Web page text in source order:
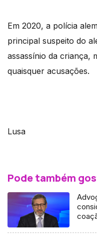
Em 2020, a polícia
principal suspeito do
assassínio da criança,
quaisquer acusações.
Lusa
Pode também